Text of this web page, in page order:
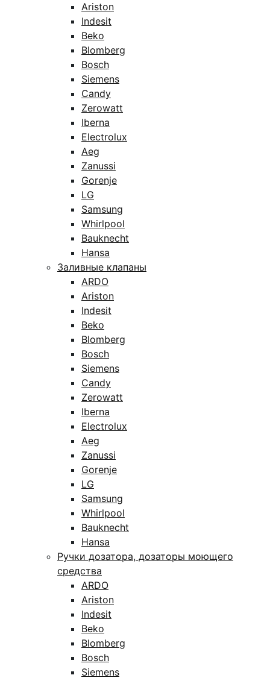
Ariston
Indesit
Beko
Blomberg
Bosch
Siemens
Candy
Zerowatt
Iberna
Electrolux
Aeg
Zanussi
Gorenje
LG
Samsung
Whirlpool
Bauknecht
Hansa
Заливные клапаны
ARDO
Ariston
Indesit
Beko
Blomberg
Bosch
Siemens
Candy
Zerowatt
Iberna
Electrolux
Aeg
Zanussi
Gorenje
LG
Samsung
Whirlpool
Bauknecht
Hansa
Ручки дозатора, дозаторы моющего
средства
ARDO
Ariston
Indesit
Beko
Blomberg
Bosch
Siemens